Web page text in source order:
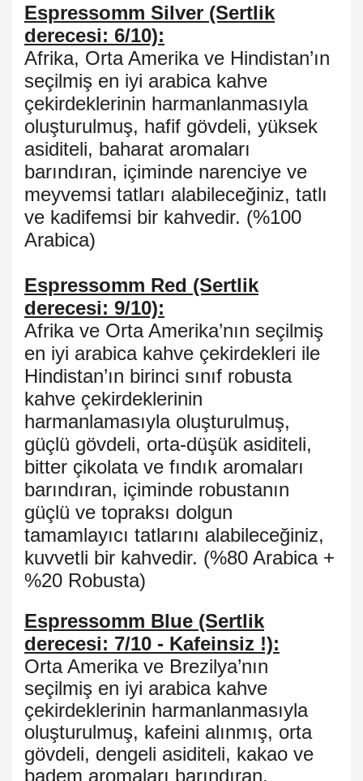
Espressomm Silver (Sertlik
derecesi: 6/10):
Afrika, Orta Amerika ve Hindistan’ın
seçilmiş en iyi arabica kahve
çekirdeklerinin harmanlanmasıyla
oluşturulmuş, hafif gövdeli, yüksek
asiditeli, baharat aromaları
barındıran, içiminde narenciye ve
meyvemsi tatları alabileceğiniz, tatlı
ve kadifemsi bir kahvedir. (%100
Arabica)
Espressomm Red (Sertlik
derecesi: 9/10):
Afrika ve Orta Amerika’nın seçilmiş
en iyi arabica kahve çekirdekleri ile
Hindistan’ın birinci sınıf robusta
kahve çekirdeklerinin
harmanlamasıyla oluşturulmuş,
güçlü gövdeli, orta-düşük asiditeli,
bitter çikolata ve fındık aromaları
barındıran, içiminde robustanın
güçlü ve topraksı dolgun
tamamlayıcı tatlarını alabileceğiniz,
kuvvetli bir kahvedir. (%80 Arabica +
%20 Robusta)
Espressomm Blue (Sertlik
derecesi: 7/10 - Kafeinsiz !):
Orta Amerika ve Brezilya’nın
seçilmiş en iyi arabica kahve
çekirdeklerinin harmanlanmasıyla
oluşturulmuş, kafeini alınmış, orta
gövdeli, dengeli asiditeli, kakao ve
badem aromaları barındıran,